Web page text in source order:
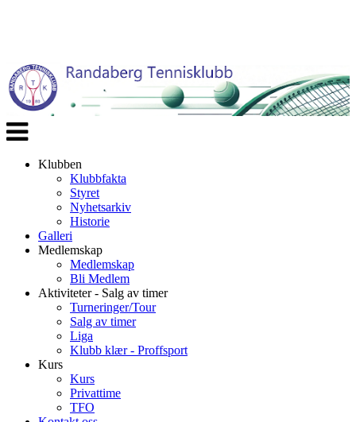
Veksle
navigasjon
Klubben
Klubbfakta
Styret
Nyhetsarkiv
Historie
Galleri
Medlemskap
Medlemskap
Bli Medlem
Aktiviteter - Salg av timer
Turneringer/Tour
Salg av timer
Liga
Klubb klær - Proffsport
Kurs
Kurs
Privattime
TFO